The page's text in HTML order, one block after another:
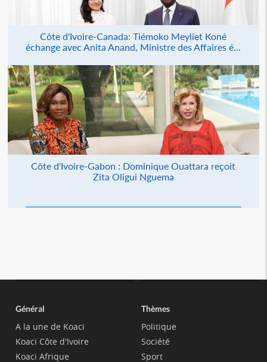
Côte d'Ivoire-Canada: Tiémoko Meyliet Koné
échange avec Anita Anand, Ministre des Affaires é...
Côte d'Ivoire-Gabon : Dominique Ouattara reçoit
Zita Oligui Nguema
Général
A la une de Koaci
Koaci Côte d'Ivoire
Koaci Afrique
Thèmes
Politique
Société
Sport